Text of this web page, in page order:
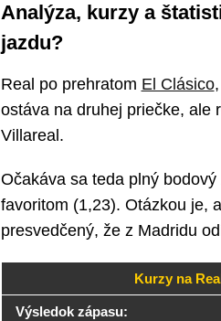
Analýza, kurzy a
jazdu?
Real po prehratom El Clásico
ostáva na druhej priečke, ale
Villareal.
Očakáva sa teda plný
favoritom (1,23). Otázkou je,
presvedčený, že z Madridu
Kurzy na
Výsledok zápasu: